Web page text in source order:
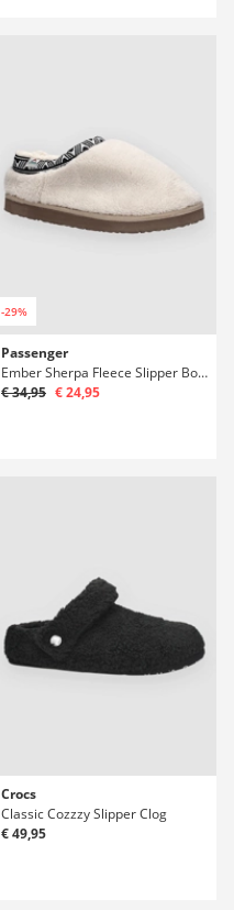
-29%
Passenger
Ember Sherpa Fleece Slipper Boty
€ 34,95 € 24,95
Crocs
Classic Cozzzy Slipper Clog
€ 49,95